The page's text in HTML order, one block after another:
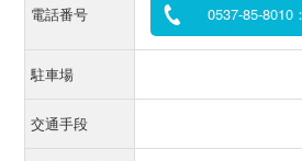
電話番号 0537-85-8010
駐車場
交通手段